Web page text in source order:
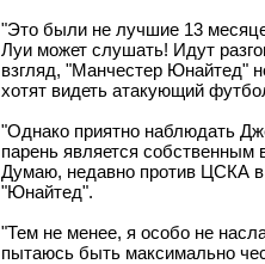
"Это были не лучшие 13
Луи может слушать! Идут
взгляд, "Манчестер Юнайтед"
хотят видеть атакующий
"Однако приятно наблюдать
парень является собственным
Думаю, недавно против ЦСКА
"Юнайтед".
"Тем не менее, я особо не
пытаюсь быть максимально